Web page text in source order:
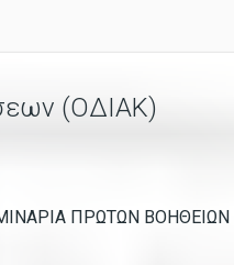
(ΟΔΙΑΚ)
ΠΡΩΤΩΝ ΒΟΗΘΕΙΩΝ